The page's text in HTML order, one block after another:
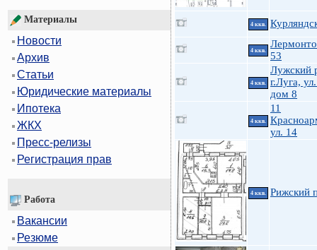
Материалы
Новости
Архив
Статьи
Юридические материалы
Ипотека
ЖКХ
Пресс-релизы
Регистрация прав
Работа
Вакансии
Резюме
4 ккв.
4 ккв.
53
4 ккв.
Лужский
г.Луга,
дом 8
4 ккв.
11
ул. 14
4 ккв. Рижский